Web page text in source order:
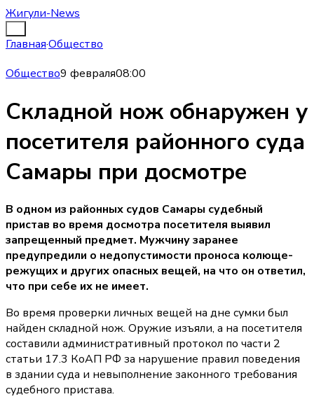
Жигули-News
Главная·Общество
Общество9 февраля08:00
Складной нож обнаружен у
посетителя районного суда
Самары при досмотре
В одном из районных судов Самары судебный
пристав во время досмотра посетителя выявил
запрещенный предмет. Мужчину заранее
предупредили о недопустимости проноса колюще-
режущих и других опасных вещей, на что он ответил,
что при себе их не имеет.
Во время проверки личных вещей на дне сумки был
найден складной нож. Оружие изъяли, а на посетителя
составили административный протокол по части 2
статьи 17.3 КоАП РФ за нарушение правил поведения
в здании суда и невыполнение законного требования
судебного пристава.